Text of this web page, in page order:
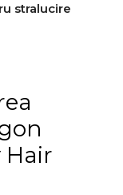
stralucire
Hair